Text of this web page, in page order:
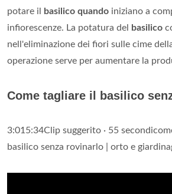
potare il
basilico quando iniziano a
infiorescenze. La potatura del
basilico
nell'eliminazione dei fiori sulle cime
operazione serve per aumentare la
Come tagliare il basilico
3:015:34Clip suggerito · 55
basilico senza rovinarlo | orto e